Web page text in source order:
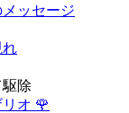
ッセージ
れ
除
オ 🌹